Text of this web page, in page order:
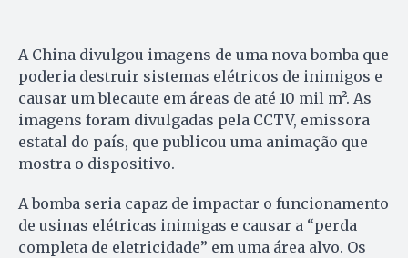
A China divulgou imagens de uma nova bomba que
poderia destruir sistemas elétricos de inimigos e
causar um blecaute em áreas de até 10 mil m². As
imagens foram divulgadas pela CCTV, emissora
estatal do país, que publicou uma animação que
mostra o dispositivo.
A bomba seria capaz de impactar o funcionamento
de usinas elétricas inimigas e causar a “perda
completa de eletricidade” em uma área alvo. Os